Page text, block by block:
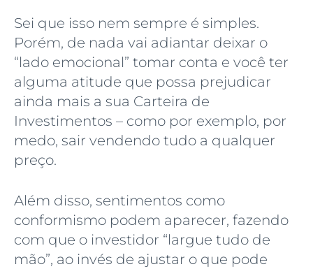
Sei que isso nem sempre é simples.
Porém, de nada vai adiantar deixar o
“lado emocional” tomar conta e você ter
alguma atitude que possa prejudicar
ainda mais a sua Carteira de
Investimentos – como por exemplo, por
medo, sair vendendo tudo a qualquer
preço.
Além disso, sentimentos como
conformismo podem aparecer, fazendo
com que o investidor “largue tudo de
mão”, ao invés de ajustar o que pode